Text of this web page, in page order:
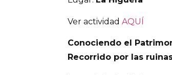
Ver actividad AQUÍ
Conociendo el
Recorrido por las